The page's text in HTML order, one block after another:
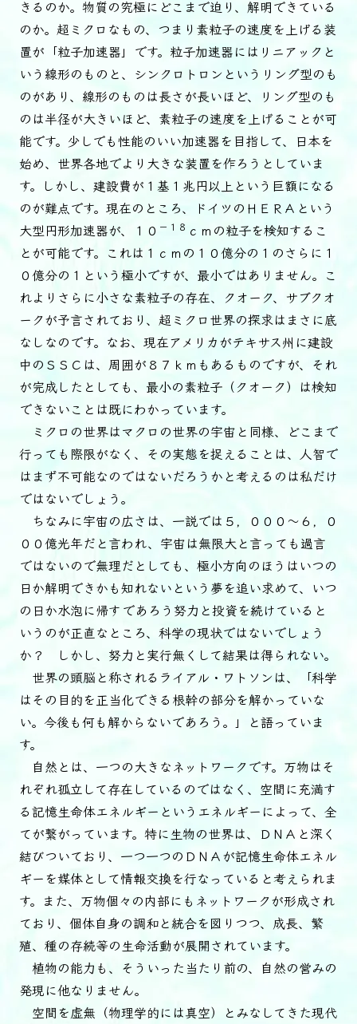
きるのか。物質の究極にどこまで迫り、解明できている
のか。超ミクロなもの、つまり素粒子の速度を上げる装
置が「粒子加速器」です。粒子加速器にはリニアックと
いう線形のものと、シンクロトロンというリング型のも
のがあり、線形のものは長さが長いほど、リング型のも
のは半径が大きいほど、素粒子の速度を上げることが可
能です。少しでも性能のいい加速器を目指して、日本を
始め、世界各地でより大きな装置を作ろうとしていま
す。しかし、建設費が１基１兆円以上という巨額になる
のが難点です。現在のところ、ドイツのＨＥＲＡという
大型円形加速器が、１０ －１８ ｃｍの粒子を検知するこ
とが可能です。これは１ｃｍの１０億分の１のさらに１
０億分の１という極小ですが、最小ではありません。こ
れよりさらに小さな素粒子の存在、クオーク、サブクオ
ークが予言されており、超ミクロ世界の探求はまさに底
なしなのです。なお、現在アメリカがテキサス州に建設
中のＳＳＣは、周囲が８７ｋｍもあるものですが、それ
が完成したとしても、最小の素粒子（クオーク）は検知
できないことは既にわかっています。
ミクロの世界はマクロの世界の宇宙と同様、どこまで
行っても際限がなく、その実態を捉えることは、人智で
はまず不可能なのではないだろうかと考えるのは私だけ
ではないでしょう。
ちなみに宇宙の広さは、一説では５，０００～６，０
００億光年だと言われ、宇宙は無限大と言っても過言
ではないので無理だとしても、極小方向のほうはいつの
日か解明できかも知れないという夢を追い求めて、いつ
の日か水泡に帰すであろう努力と投資を続けていると
いうのが正直なところ、科学の現状ではないでしょう
か？ しかし、努力と実行無くして結果は得られない。
世界の頭脳と称されるライアル・ワトソンは、「科学
はその目的を正当化できる根幹の部分を解かっていな
い。今後も何も解からないであろう。」と語っていま
す。
自然とは、一つの大きなネットワークです。万物はそ
れぞれ孤立して存在しているのではなく、空間に充満す
る記憶生命体エネルギーというエネルギーによって、全
てが繋がっています。特に生物の世界は、ＤＮＡと深く
結びついており、一つ一つのＤＮＡが記憶生命体エネル
ギーを媒体として情報交換を行なっていると考えられま
す。また、万物個々の内部にもネットワークが形成され
ており、個体自身の調和と統合を図りつつ、成長、繁
殖、種の存続等の生命活動が展開されています。
植物の能力も、そういった当たり前の、自然の営みの
発現に他なりません。
空間を虚無（物理学的には真空）とみなしてきた現代